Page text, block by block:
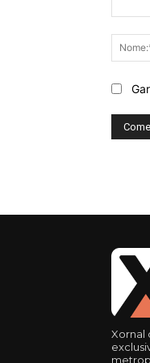
Xornal